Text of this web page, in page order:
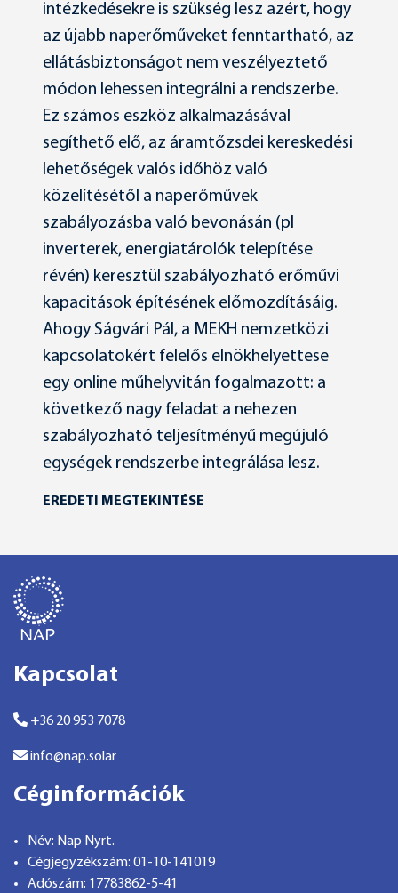
intézkedésekre is szükség lesz azért, hogy
az újabb naperőműveket fenntartható, az
ellátásbiztonságot nem veszélyeztető
módon lehessen integrálni a rendszerbe.
Ez számos eszköz alkalmazásával
segíthető elő, az áramtőzsdei kereskedési
lehetőségek valós időhöz való
közelítésétől a naperőművek
szabályozásba való bevonásán (pl
inverterek, energiatárolók telepítése
révén) keresztül szabályozható erőművi
kapacitások építésének előmozdításáig.
Ahogy Ságvári Pál, a MEKH nemzetközi
kapcsolatokért felelős elnökhelyettese
egy online műhelyvitán fogalmazott: a
következő nagy feladat a nehezen
szabályozható teljesítményű megújuló
egységek rendszerbe integrálása lesz.
EREDETI MEGTEKINTÉSE
Kapcsolat
+36 20 953 7078
info@nap.solar
Céginformációk
Név: Nap Nyrt.
Cégjegyzékszám: 01-10-141019
Adószám: 17783862-5-41